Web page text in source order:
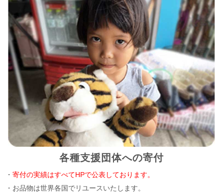
各種支援団体への寄付
・寄付の実績はすべてHPで公表しております。
・お品物は世界各国でリユースいたします。